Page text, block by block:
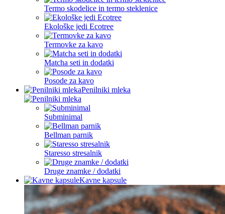
Termo skodelice in termo steklenice
Ekološke jedi Ecotree
Termovke za kavo
Matcha seti in dodatki
Posode za kavo
Penilniki mleka
Subminimal
Bellman parnik
Staresso stresalnik
Druge znamke / dodatki
Kavne kapsule